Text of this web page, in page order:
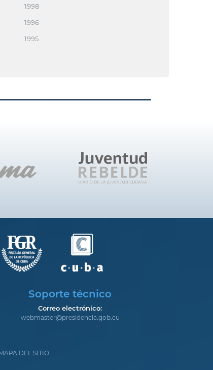
1998
1996
1995
Soporte técnico
Correo electrónico:
webmaster@presidencia.gob.cu
DEL SITIO